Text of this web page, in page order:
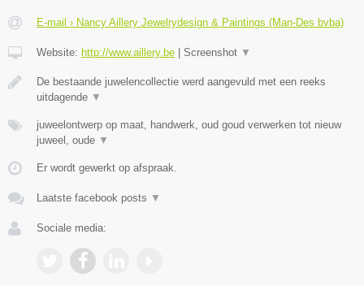
E-mail › Nancy Aillery Jewelrydesign & Paintings (Man-Des bvba)
Website: http://www.aillery.be | Screenshot ▼
De bestaande juwelencollectie werd aangevuld met een reeks
uitdagende ▼
juweelontwerp op maat, handwerk, oud goud verwerken tot nieuw
juweel, oude ▼
Er wordt gewerkt op afspraak.
Laatste facebook posts ▼
Sociale media: